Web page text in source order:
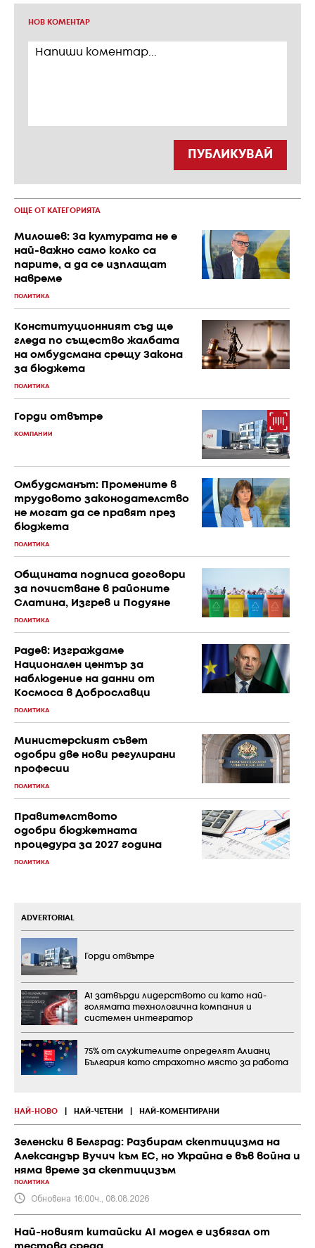
НОВ КОМЕНТАР
ПУБЛИКУВАЙ
ОЩЕ ОТ КАТЕГОРИЯТА
Милошев: За културата не е
най-важно само колко са
парите, а да се изплащат
навреме
ПОЛИТИКА
Конституционният съд ще
гледа по същество жалбата
на омбудсмана срещу Закона
за бюджета
ПОЛИТИКА
Горди отвътре
КОМПАНИИ
Омбудсманът: Промените в
трудовото законодателство
не могат да се правят през
бюджета
ПОЛИТИКА
Общината подписа договори
за почистване в районите
Слатина, Изгрев и Подуяне
ПОЛИТИКА
Радев: Изграждаме
Национален център за
наблюдение на данни от
Космоса в Доброславци
ПОЛИТИКА
Министерският съвет
одобри две нови регулирани
професии
ПОЛИТИКА
Правителството
одобри бюджетната
процедура за 2027 година
ПОЛИТИКА
НАЙ-НОВО НАЙ-ЧЕТЕНИ НАЙ-КОМЕНТИРАНИ
Зеленски в Белград: Разбирам скептицизма на
Александър Вучич към ЕС, но Украйна е във война и
няма време за скептицизъм
ПОЛИТИКА
Обновена 16:00ч., 08.08.2026
Най-новият китайски AI модел е избягал от
ADVERTORIAL
Горди отвътре
А1 затвърди лидерството си като най-
голямата технологична компания и
системен интегратор
75% от служителите определят Алианц
България като страхотно място за работа